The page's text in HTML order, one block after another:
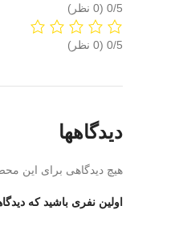
‫0/5
‫0/5
دیدگاهها
هیچ دیدگاهی برای این
اولین نفری باشید که دیدگاهی را